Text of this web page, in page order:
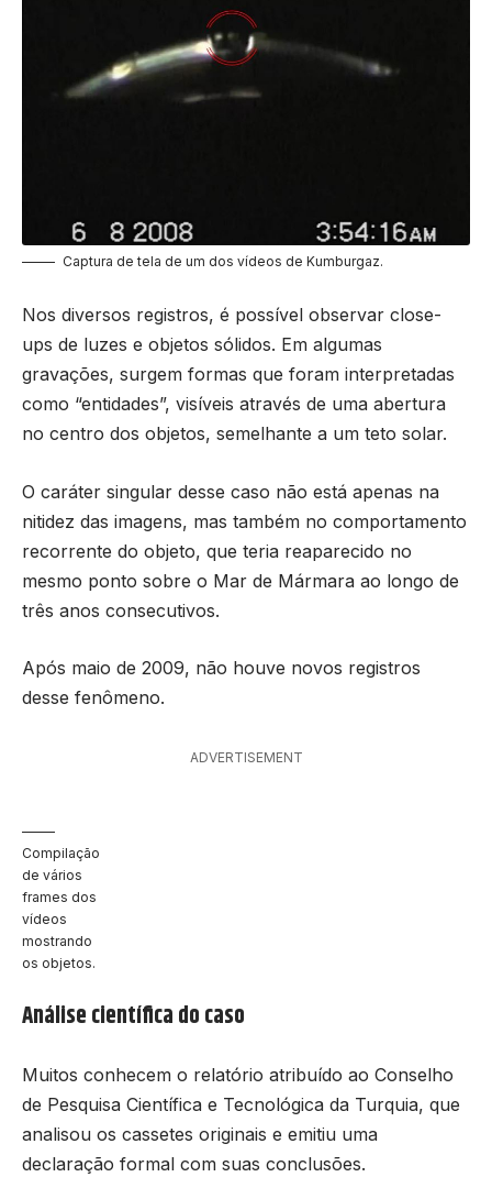
Captura de tela de um dos vídeos de Kumburgaz.
Nos diversos registros, é possível observar close-
ups de luzes e objetos sólidos. Em algumas
gravações, surgem formas que foram interpretadas
como “entidades”, visíveis através de uma abertura
no centro dos objetos, semelhante a um teto solar.
O caráter singular desse caso não está apenas na
nitidez das imagens, mas também no comportamento
recorrente do objeto, que teria reaparecido no
mesmo ponto sobre o Mar de Mármara ao longo de
três anos consecutivos.
Após maio de 2009, não houve novos registros
desse fenômeno.
ADVERTISEMENT
Compilação
de vários
frames dos
vídeos
mostrando
os objetos.
Análise científica do caso
Muitos conhecem o relatório atribuído ao Conselho
de Pesquisa Científica e Tecnológica da Turquia, que
analisou os cassetes originais e emitiu uma
declaração formal com suas conclusões.